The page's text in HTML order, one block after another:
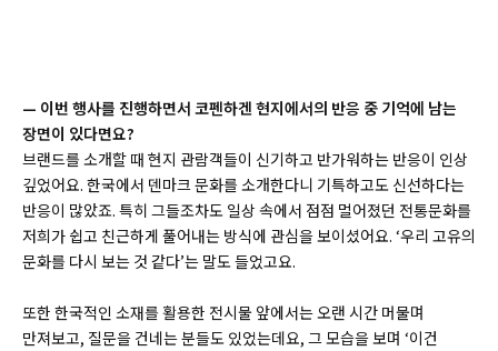
— 이번 행사를 진행하면서 코펜하겐 현지에서의 반응 중 기억에 남는
장면이 있다면요?
브랜드를 소개할 때 현지 관람객들이 신기하고 반가워하는 반응이 인상
깊었어요. 한국에서 덴마크 문화를 소개한다니 기특하고도 신선하다는
반응이 많았죠. 특히 그들조차도 일상 속에서 점점 멀어졌던 전통문화를
저희가 쉽고 친근하게 풀어내는 방식에 관심을 보이셨어요. ‘우리 고유의
문화를 다시 보는 것 같다’는 말도 들었고요.
또한 한국적인 소재를 활용한 전시물 앞에서는 오랜 시간 머물며
만져보고, 질문을 건네는 분들도 있었는데요, 그 모습을 보며 ‘이건